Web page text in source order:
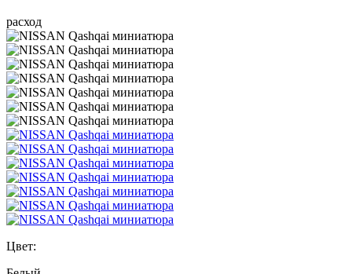
расход
Цвет: